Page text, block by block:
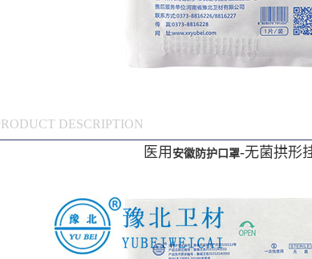
DESCRIPTION
医用 安徽防护口罩-无菌拱形